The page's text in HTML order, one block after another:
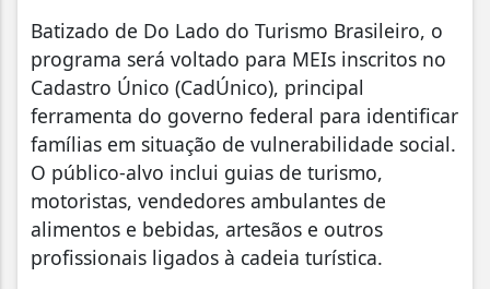
Batizado de Do Lado do Turismo Brasileiro, o
programa será voltado para MEIs inscritos no
Cadastro Único (CadÚnico), principal
ferramenta do governo federal para identificar
famílias em situação de vulnerabilidade social.
O público-alvo inclui guias de turismo,
motoristas, vendedores ambulantes de
alimentos e bebidas, artesãos e outros
profissionais ligados à cadeia turística.